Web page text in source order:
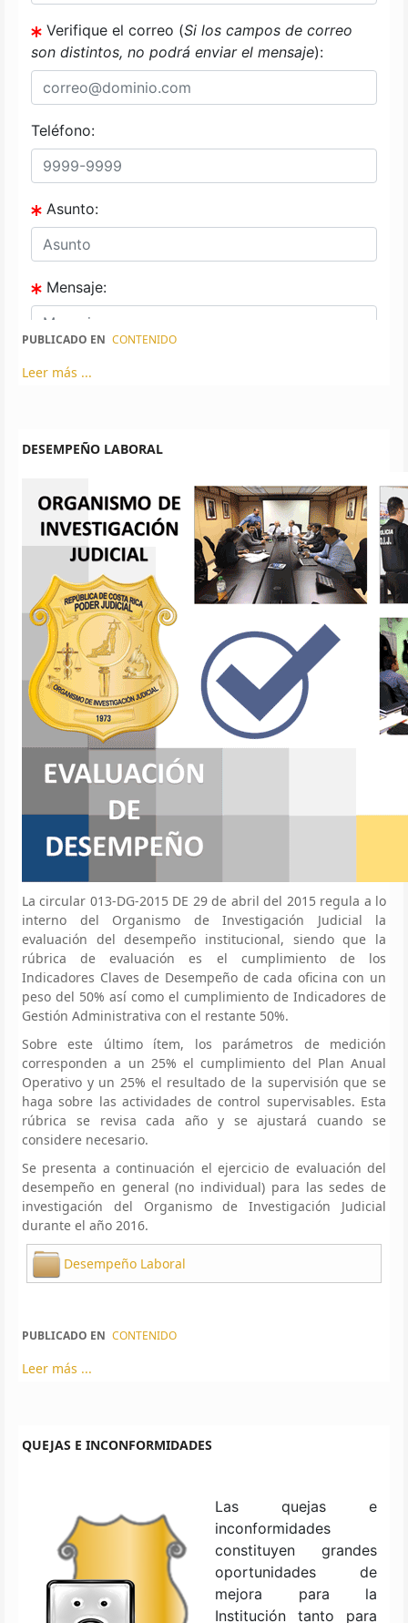
PUBLICADO EN CONTENIDO
Leer más ...
DESEMPEÑO LABORAL
La circular 013-DG-2015 DE 29 de abril del 2015 regula a lo
interno del Organismo de Investigación Judicial la
evaluación del desempeño institucional, siendo que la
rúbrica de evaluación es el cumplimiento de los
Indicadores Claves de Desempeño de cada oficina con un
peso del 50% así como el cumplimiento de Indicadores de
Gestión Administrativa con el restante 50%.
Sobre este último ítem, los parámetros de medición
corresponden a un 25% el cumplimiento del Plan Anual
Operativo y un 25% el resultado de la supervisión que se
haga sobre las actividades de control supervisables. Esta
rúbrica se revisa cada año y se ajustará cuando se
considere necesario.
Se presenta a continuación el ejercicio de evaluación del
desempeño en general (no individual) para las sedes de
investigación del Organismo de Investigación Judicial
durante el año 2016.
Desempeño Laboral
PUBLICADO EN CONTENIDO
Leer más ...
QUEJAS E INCONFORMIDADES